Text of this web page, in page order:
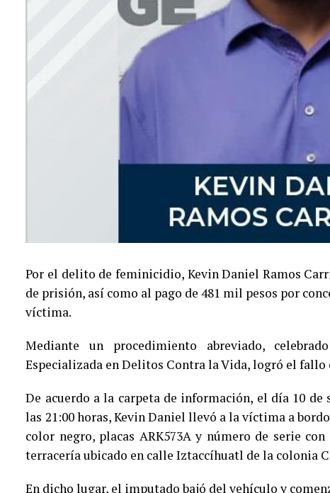
Por el delito de feminicidio, Kevin Daniel Ramos
de prisión, así como al pago de 481 mil pesos por
víctima.
Mediante un procedimiento abreviado,
Especializada en Delitos Contra la Vida, logró el fallo
De acuerdo a la carpeta de información, el día 10 de
las 21:00 horas, Kevin Daniel llevó a la víctima a
color negro, placas ARK573A y número de serie
terracería ubicado en calle Iztaccíhuatl de la colonia
En dicho lugar, el imputado bajó del vehículo y